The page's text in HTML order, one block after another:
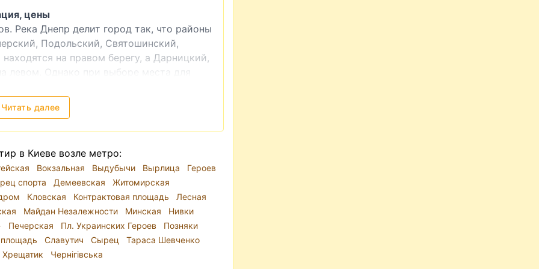
цены
Река Днепр делит город так, что районы
Подольский, Святошинский,
на правом берегу, а Дарницкий,
левом. Однако при выборе места для
включают в себя варианты разного
Например, Шевченковский район
Киева, так и районы, расположенные
города играет метро. Из-за пробок на
видом транспорта. Поэтому, если
долгосрочной аренды, близость к
традиционно формируются за счет
г.) он несколько сместился в сторону
и состояния квартиры. Стоимость
до 15–20 тыс. долларов в месяц.
Читать далее
в Киеве возле метро:
Вокзальная Выдубычи Вырлица
Героев
спорта
Демеевская
Житомирская
Кловская Контрактовая площадь
Лесная
Майдан Незалежности Минская
Нивки
Печерская Пл. Украинских Героев
Позняки
Славутич Сырец
Тараса Шевченко
Хрещатик
Чернігівська